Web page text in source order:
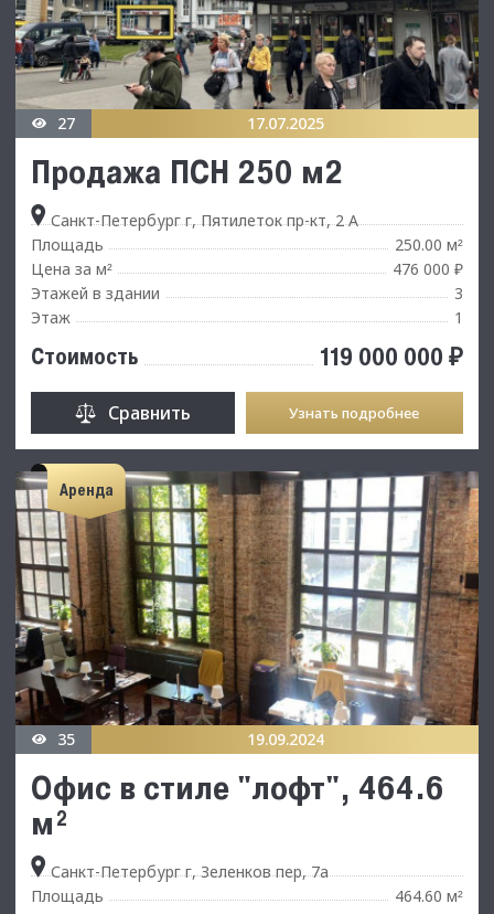
27 17.07.2025
Продажа ПСН 250 м2
Санкт-Петербург г, Пятилеток пр-кт, 2 А
Площадь
250.00 м²
Цена за м²
476 000 ₽
Этажей в здании
3
Этаж
1
Стоимость 119 000 000 ₽
Сравнить Узнать подробнее
Аренда
35 19.09.2024
Офис в стиле "лофт", 464.6
м²
Санкт-Петербург г, Зеленков пер, 7а
Площадь
464.60 м²